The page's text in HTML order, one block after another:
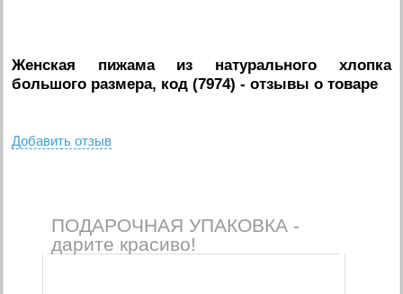
Женская пижама из натурального хлопка
большого размера, код (7974) - отзывы о товаре
Добавить отзыв
ПОДАРОЧНАЯ УПАКОВКА -
дарите красиво!